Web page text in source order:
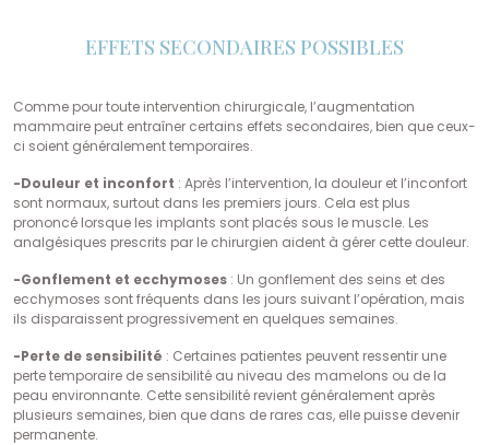
EFFETS SECONDAIRES POSSIBLES
Comme pour toute intervention chirurgicale, l’augmentation
mammaire peut entraîner certains effets secondaires, bien que ceux-
ci soient généralement temporaires.
-Douleur et inconfort : Après l’intervention, la douleur et l’inconfort
sont normaux, surtout dans les premiers jours. Cela est plus
prononcé lorsque les implants sont placés sous le muscle. Les
analgésiques prescrits par le chirurgien aident à gérer cette douleur.
-Gonflement et ecchymoses : Un gonflement des seins et des
ecchymoses sont fréquents dans les jours suivant l’opération, mais
ils disparaissent progressivement en quelques semaines.
-Perte de sensibilité : Certaines patientes peuvent ressentir une
perte temporaire de sensibilité au niveau des mamelons ou de la
peau environnante. Cette sensibilité revient généralement après
plusieurs semaines, bien que dans de rares cas, elle puisse devenir
permanente.